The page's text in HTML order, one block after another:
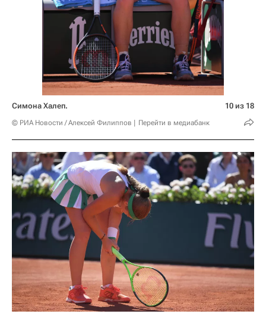
Симона Халеп.
© РИА Новости / Алексей Филиппов Перейти в медиабанк
10 из 18